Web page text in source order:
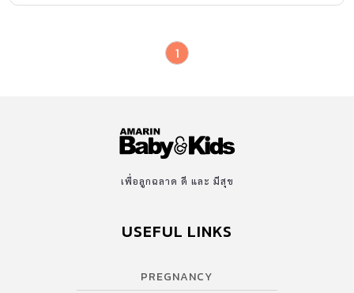
1
เพื่อลูกฉลาด ดี และ มีสุข
USEFUL LINKS
PREGNANCY